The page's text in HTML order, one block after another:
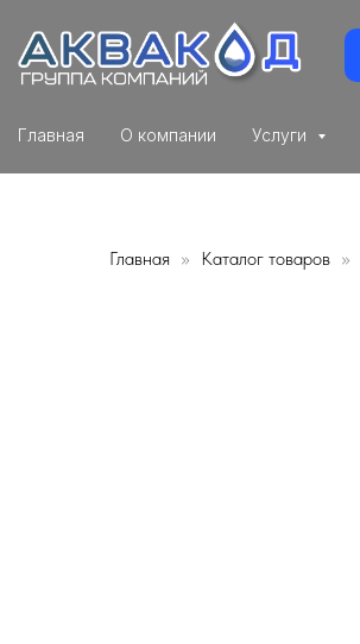
Главная О компании Услуги
Главная Каталог товаров